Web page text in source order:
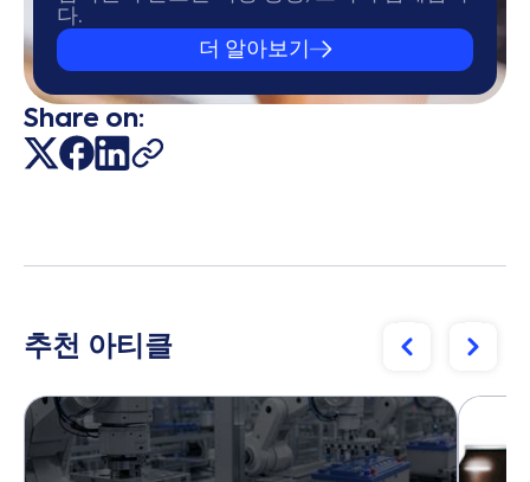
다.
더 알아보기
Share on:
추천 아티클